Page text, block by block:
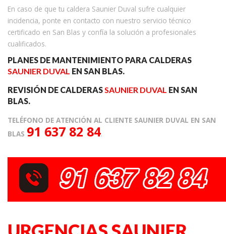
En caso de que tu caldera Saunier Duval sufre cualquier
incidencia, ponte en contacto con nuestro servicio técnico
certificado en San Blas y confía la solución a profesionales
cualificados.
PLANES DE MANTENIMIENTO PARA CALDERAS
SAUNIER DUVAL EN SAN BLAS.
REVISIÓN DE CALDERASSAUNIER DUVAL EN SAN
BLAS.
TELÉFONO DE ATENCIÓN AL CLIENTE SAUNIER DUVAL EN SAN
BLAS 91 637 82 84.